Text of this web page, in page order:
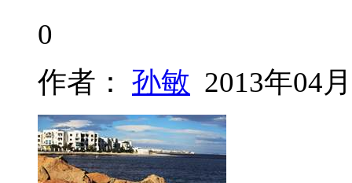
0
作者： 孙敏 2013年04